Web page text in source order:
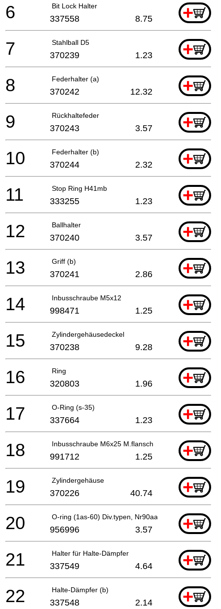
Bit Lock Halter +
6 337558 8.75
Stahlball D5 +
7 370239 1.23
Federhalter (a) +
8 370242 12.32
Rückhaltefeder +
9 370243 3.57
Federhalter (b) +
10 370244 2.32
Stop Ring H41mb +
11 333255 1.23
Ballhalter +
12 370240 3.57
Griff (b) +
13 370241 2.86
Inbusschraube M5x12 +
14 998471 1.25
Zylindergehäusedeckel +
15 370238 9.28
Ring +
16 320803 1.96
O-Ring (s-35) +
17 337664 1.23
Inbusschraube M6x25 M.flansch +
18 991712 1.25
Zylindergehäuse +
19 370226 40.74
O-ring (1as-60) Div.typen, Nr90aa Since 9.1979
+
20 956996 3.57
Halter für Halte-Dämpfer +
21 337549 4.64
Halte-Dämpfer (b) +
22 337548 2.14